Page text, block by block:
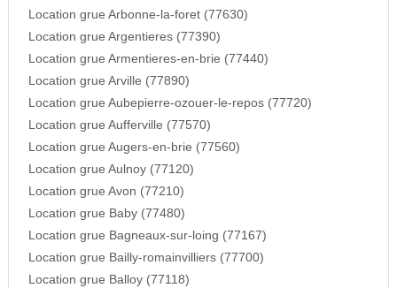
Location grue Arbonne-la-foret (77630)
Location grue Argentieres (77390)
Location grue Armentieres-en-brie (77440)
Location grue Arville (77890)
Location grue Aubepierre-ozouer-le-repos (77720)
Location grue Aufferville (77570)
Location grue Augers-en-brie (77560)
Location grue Aulnoy (77120)
Location grue Avon (77210)
Location grue Baby (77480)
Location grue Bagneaux-sur-loing (77167)
Location grue Bailly-romainvilliers (77700)
Location grue Balloy (77118)